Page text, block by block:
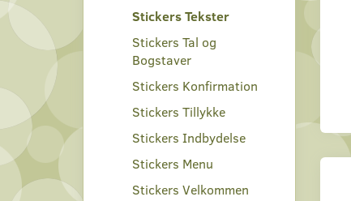
Stickers Tekster
Stickers Tal og
Bogstaver
Stickers Konfirmation
Stickers Tillykke
Stickers Indbydelse
Stickers Menu
Stickers Velkommen